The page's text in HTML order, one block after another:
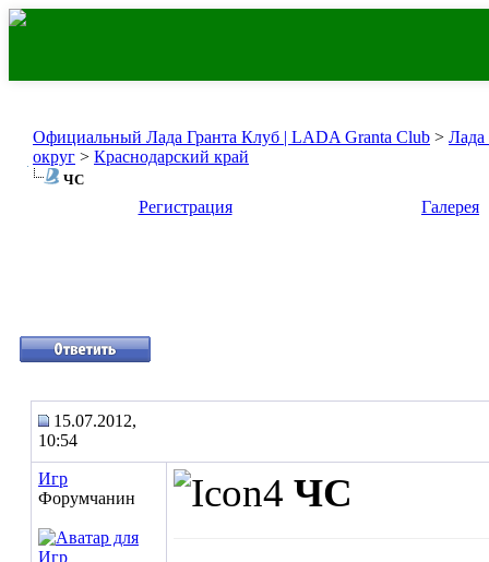
Официальный Лада Гранта Клуб | LADA Granta Club > Лада
округ > Краснодарский край
ЧС
Регистрация Галерея
15.07.2012,
10:54
Игр
Форумчанин
ЧС